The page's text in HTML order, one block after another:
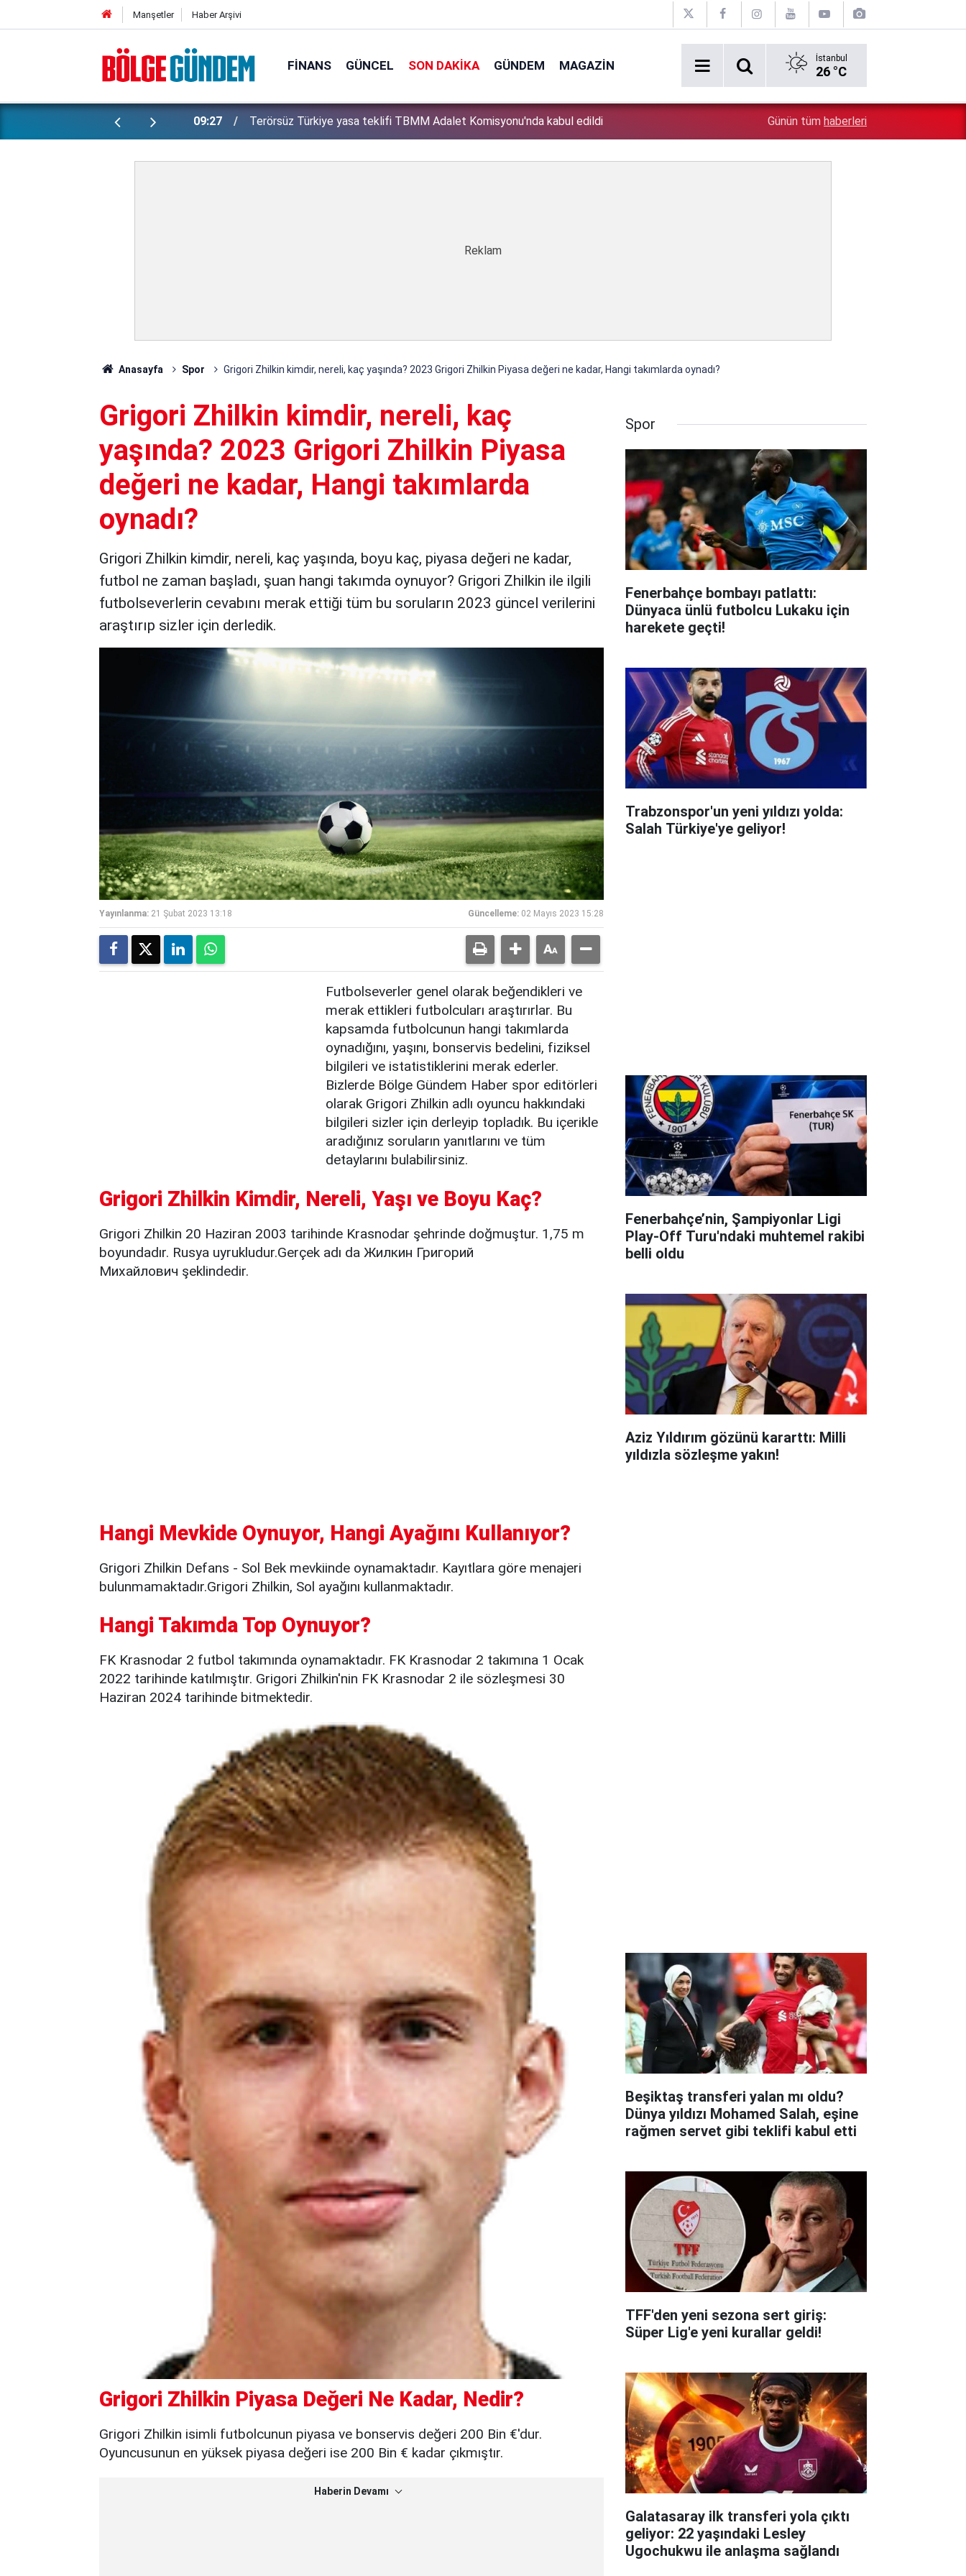
Manşetler Haber Arşivi
FINANS GÜNCEL SON DAKIKA GÜNDEM MAGAZIN İstanbul
26 °C
nasıl, bugün hava nasıl olacak?
09:27 Terörsüz Türkiye yasa teklifi TBMM Adalet Komisyonu'nda kabul edildi Yaz Bilim Okulu Devam Ediyor
Günün tüm haberleri
Anasayfa Spor Grigori Zhilkin kimdir, nereli, kaç yaşında? 2023 Grigori Zhilkin Piyasa değeri ne kadar, Hangi takımlarda oynadı?
Grigori Zhilkin kimdir, nereli, kaç
yaşında? 2023 Grigori Zhilkin Piyasa
değeri ne kadar, Hangi takımlarda
oynadı?
Grigori Zhilkin kimdir, nereli, kaç yaşında, boyu kaç, piyasa değeri ne kadar,
futbol ne zaman başladı, şuan hangi takımda oynuyor? Grigori Zhilkin ile ilgili
futbolseverlerin cevabını merak ettiği tüm bu soruların 2023 güncel verilerini
araştırıp sizler için derledik.
Yayınlanma: 21 Şubat 2023 13:18 Güncelleme: 02 Mayıs 2023 15:28
Futbolseverler genel olarak beğendikleri ve
merak ettikleri futbolcuları araştırırlar. Bu
kapsamda futbolcunun hangi takımlarda
oynadığını, yaşını, bonservis bedelini, fiziksel
bilgileri ve istatistiklerini merak ederler.
Bizlerde Bölge Gündem Haber spor editörleri
olarak Grigori Zhilkin adlı oyuncu hakkındaki
bilgileri sizler için derleyip topladık. Bu içerikle
aradığınız soruların yanıtlarını ve tüm
detaylarını bulabilirsiniz.
Grigori Zhilkin Kimdir, Nereli, Yaşı ve Boyu Kaç?
Grigori Zhilkin 20 Haziran 2003 tarihinde Krasnodar şehrinde doğmuştur. 1,75 m
boyundadır. Rusya uyrukludur.Gerçek adı da Жилкин Григорий
Михайлович şeklindedir.
Hangi Mevkide Oynuyor, Hangi Ayağını Kullanıyor?
Grigori Zhilkin Defans - Sol Bek mevkiinde oynamaktadır. Kayıtlara göre menajeri
bulunmamaktadır.Grigori Zhilkin, Sol ayağını kullanmaktadır.
Hangi Takımda Top Oynuyor?
FK Krasnodar 2 futbol takımında oynamaktadır. FK Krasnodar 2 takımına 1 Ocak
2022 tarihinde katılmıştır. Grigori Zhilkin'nin FK Krasnodar 2 ile sözleşmesi 30
Haziran 2024 tarihinde bitmektedir.
Grigori Zhilkin Piyasa Değeri Ne Kadar, Nedir?
Grigori Zhilkin isimli futbolcunun piyasa ve bonservis değeri 200 Bin €'dur.
Oyuncusunun en yüksek piyasa değeri ise 200 Bin € kadar çıkmıştır.
Haberin Devamı
Spor
Fenerbahçe bombayı patlattı:
Dünyaca ünlü futbolcu Lukaku için
harekete geçti!
Trabzonspor'un yeni yıldızı yolda:
Salah Türkiye'ye geliyor!
Fenerbahçe’nin, Şampiyonlar Ligi
Play-Off Turu'ndaki muhtemel rakibi
belli oldu
Aziz Yıldırım gözünü kararttı: Milli
yıldızla sözleşme yakın!
Beşiktaş transferi yalan mı oldu?
Dünya yıldızı Mohamed Salah, eşine
rağmen servet gibi teklifi kabul etti
TFF'den yeni sezona sert giriş:
Süper Lig'e yeni kurallar geldi!
Galatasaray ilk transferi yola çıktı
geliyor: 22 yaşındaki Lesley
Ugochukwu ile anlaşma sağlandı